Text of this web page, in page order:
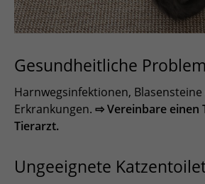
Gesundheitliche
Harnwegsinfektionen,
Erkrankungen. ⇨ Vereinbare einen
Tierarzt.
Ungeeignete